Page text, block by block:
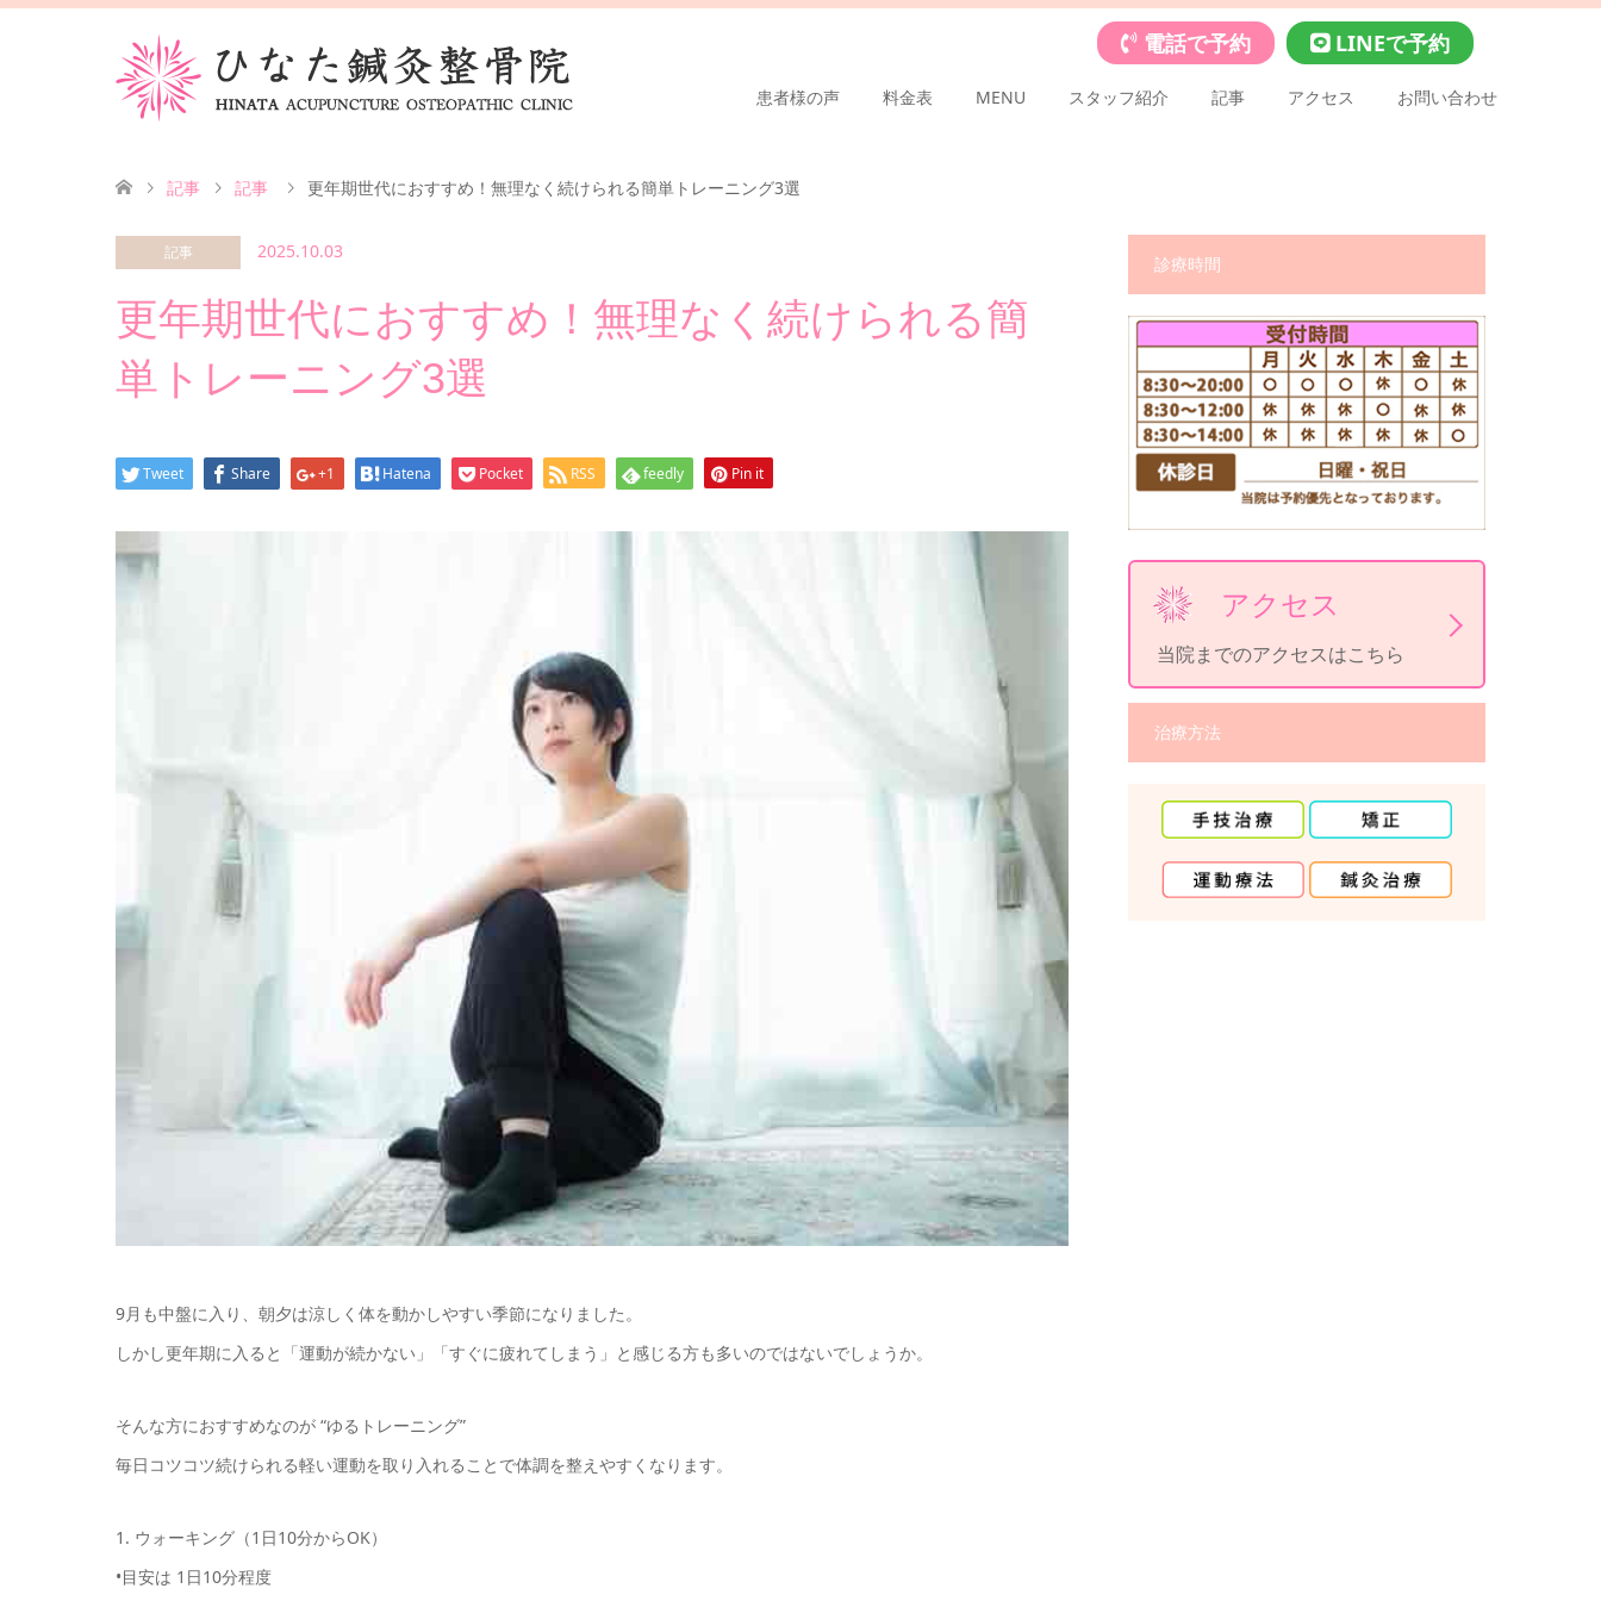
電話で予約 LINEで予約
患者様の声 料金表 MENU スタッフ紹介 記事 アクセス お問い合わせ
記事 記事 更年期世代におすすめ！無理なく続けられる簡単トレーニング3選
記事 2025.10.03
更年期世代におすすめ！無理なく続けられる簡
単トレーニング3選
Tweet Share +1 Hatena Pocket RSS feedly Pin it
9月も中盤に入り、朝夕は涼しく体を動かしやすい季節になりました。
しかし更年期に入ると「運動が続かない」「すぐに疲れてしまう」と感じる方も多いのではないでしょうか。
そんな方におすすめなのが “ゆるトレーニング”
毎日コツコツ続けられる軽い運動を取り入れることで体調を整えやすくなります。
1. ウォーキング（1日10分からOK）
•目安は 1日10分程度
診療時間
アクセス
当院までのアクセスはこちら
治療方法